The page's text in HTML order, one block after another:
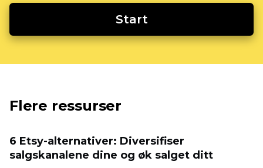
Start
Flere ressurser
6 Etsy-alternativer: Diversifiser
salgskanalene dine og øk salget ditt